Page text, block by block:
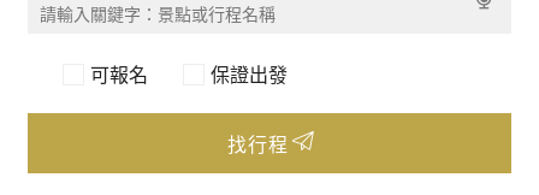
可報名 保證出發
找行程